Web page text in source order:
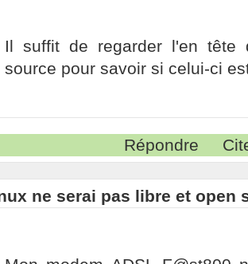
Il suffit de regarder l'en tête
source pour savoir si celui-ci
Répondre
ne serai pas libre et open